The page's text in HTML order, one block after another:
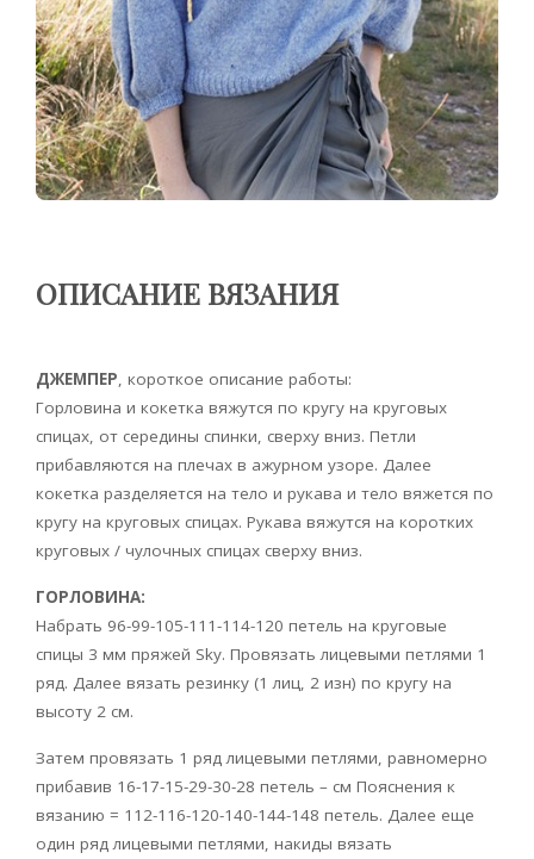
ОПИСАНИЕ ВЯЗАНИЯ
ДЖЕМПЕР, короткое описание работы:
Горловина и кокетка вяжутся по кругу на круговых
спицах, от середины спинки, сверху вниз. Петли
прибавляются на плечах в ажурном узоре. Далее
кокетка разделяется на тело и рукава и тело вяжется по
кругу на круговых спицах. Рукава вяжутся на коротких
круговых / чулочных спицах сверху вниз.
ГОРЛОВИНА:
Набрать 96-99-105-111-114-120 петель на круговые
спицы 3 мм пряжей Sky. Провязать лицевыми петлями 1
ряд. Далее вязать резинку (1 лиц, 2 изн) по кругу на
высоту 2 см.
Затем провязать 1 ряд лицевыми петлями, равномерно
прибавив 16-17-15-29-30-28 петель – см Пояснения к
вязанию = 112-116-120-140-144-148 петель. Далее еще
один ряд лицевыми петлями, накиды вязать